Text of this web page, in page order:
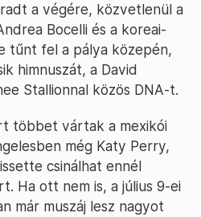
a végére, közvetlenül a
Bocelli és a koreai-
tűnt fel a pálya közepén,
himnuszát, a David
Stallionnal közös DNA-t.
többet vártak a mexikói
még Katy Perry,
csinálhat ennél
Ha ott nem is, a július 9-ei
már muszáj lesz nagyot